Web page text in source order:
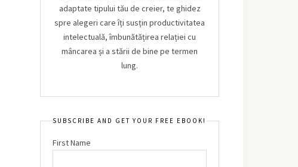
adaptate tipului tău de creier, te ghidez
spre alegeri care îți susțin productivitatea
intelectuală, îmbunătățirea relației cu
mâncarea și a stării de bine pe termen
lung.
SUBSCRIBE AND GET YOUR FREE EBOOK!
First Name